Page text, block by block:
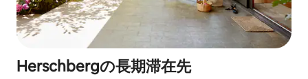
Herschbergの長期滞在先